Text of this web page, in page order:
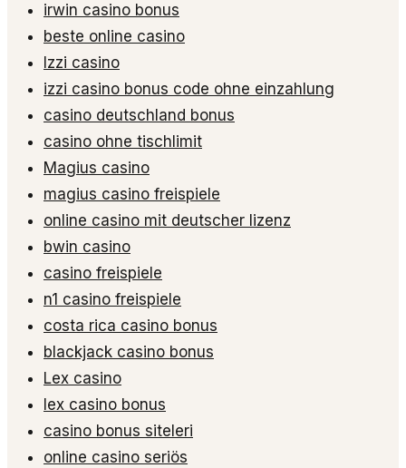
irwin casino bonus
beste online casino
Izzi casino
izzi casino bonus code ohne einzahlung
casino deutschland bonus
casino ohne tischlimit
Magius casino
magius casino freispiele
online casino mit deutscher lizenz
bwin casino
casino freispiele
n1 casino freispiele
costa rica casino bonus
blackjack casino bonus
Lex casino
lex casino bonus
casino bonus siteleri
online casino seriös